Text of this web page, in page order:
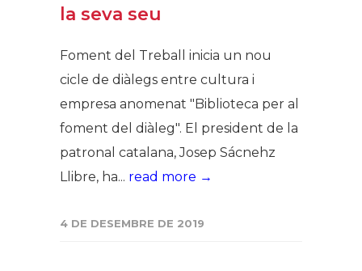
la seva seu
Foment del Treball inicia un nou
cicle de diàlegs entre cultura i
empresa anomenat "Biblioteca per al
foment del diàleg". El president de la
patronal catalana, Josep Sácnehz
Llibre, ha... read more →
4 DE DESEMBRE DE 2019